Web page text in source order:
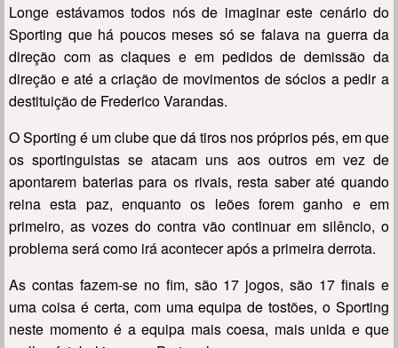
Longe estávamos todos nós de imaginar este cenário do
Sporting que há poucos meses só se falava na guerra da
direção com as claques e em pedidos de demissão da
direção e até a criação de movimentos de sócios a pedir a
destituição de Frederico Varandas.
O Sporting é um clube que dá tiros nos próprios pés, em que
os sportinguistas se atacam uns aos outros em vez de
apontarem baterias para os rivais, resta saber até quando
reina esta paz, enquanto os leões forem ganho e em
primeiro, as vozes do contra vão continuar em silêncio, o
problema será como irá acontecer após a primeira derrota.
As contas fazem-se no fim, são 17 jogos, são 17 finais e
uma coisa é certa, com uma equipa de tostões, o Sporting
neste momento é a equipa mais coesa, mais unida e que